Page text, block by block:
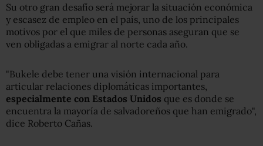
Su otro gran desafío será mejorar la situación económica
y escasez de empleo en el país, uno de los principales
motivos por el que miles de personas aseguran que se
ven obligadas a emigrar al norte cada año.
"Bukele debe tener una visión internacional para
articular relaciones diplomáticas importantes,
especialmente con Estados Unidos que es donde se
encuentra la mayoría de salvadoreños que han emigrado",
dice Roberto Cañas.